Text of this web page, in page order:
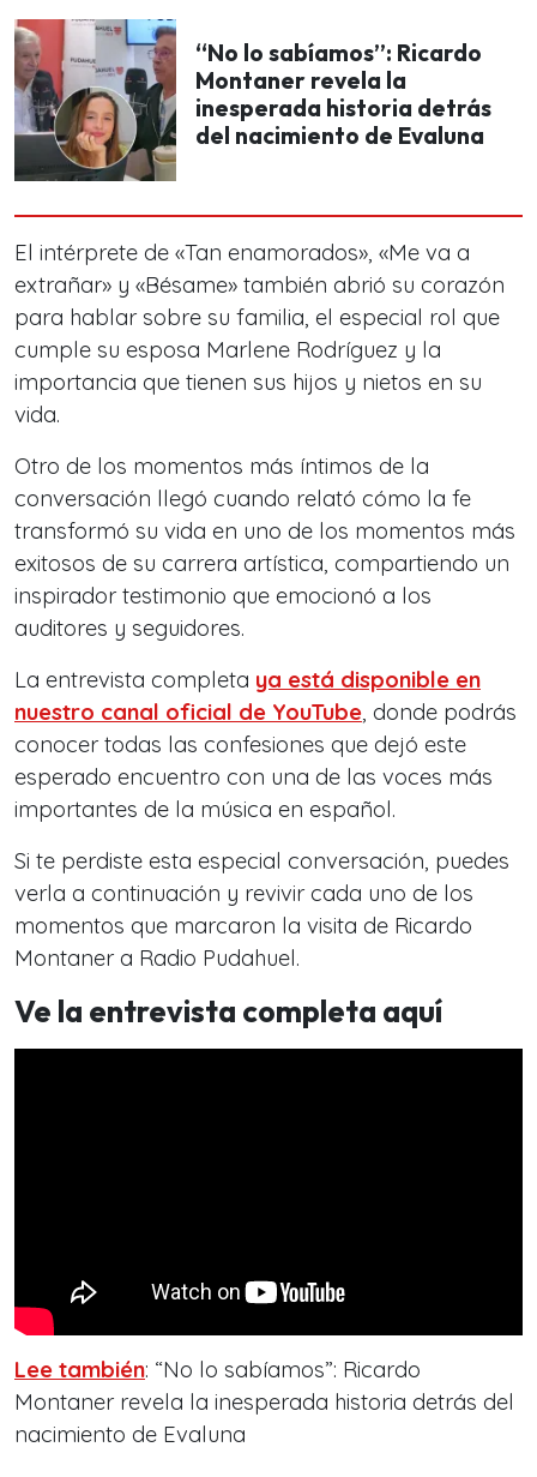
“No lo sabíamos”: Ricardo
Montaner revela la
inesperada historia detrás
del nacimiento de Evaluna
El intérprete de «Tan enamorados», «Me va a
extrañar» y «Bésame» también abrió su corazón
para hablar sobre su familia, el especial rol que
cumple su esposa Marlene Rodríguez y la
importancia que tienen sus hijos y nietos en su
vida.
Otro de los momentos más íntimos de la
conversación llegó cuando relató cómo la fe
transformó su vida en uno de los momentos más
exitosos de su carrera artística, compartiendo un
inspirador testimonio que emocionó a los
auditores y seguidores.
La entrevista completa ya está disponible en
nuestro canal oficial de YouTube, donde podrás
conocer todas las confesiones que dejó este
esperado encuentro con una de las voces más
importantes de la música en español.
Si te perdiste esta especial conversación, puedes
verla a continuación y revivir cada uno de los
momentos que marcaron la visita de Ricardo
Montaner a Radio Pudahuel.
Ve la entrevista completa aquí
Lee también: “No lo sabíamos”: Ricardo
Montaner revela la inesperada historia detrás del
nacimiento de Evaluna